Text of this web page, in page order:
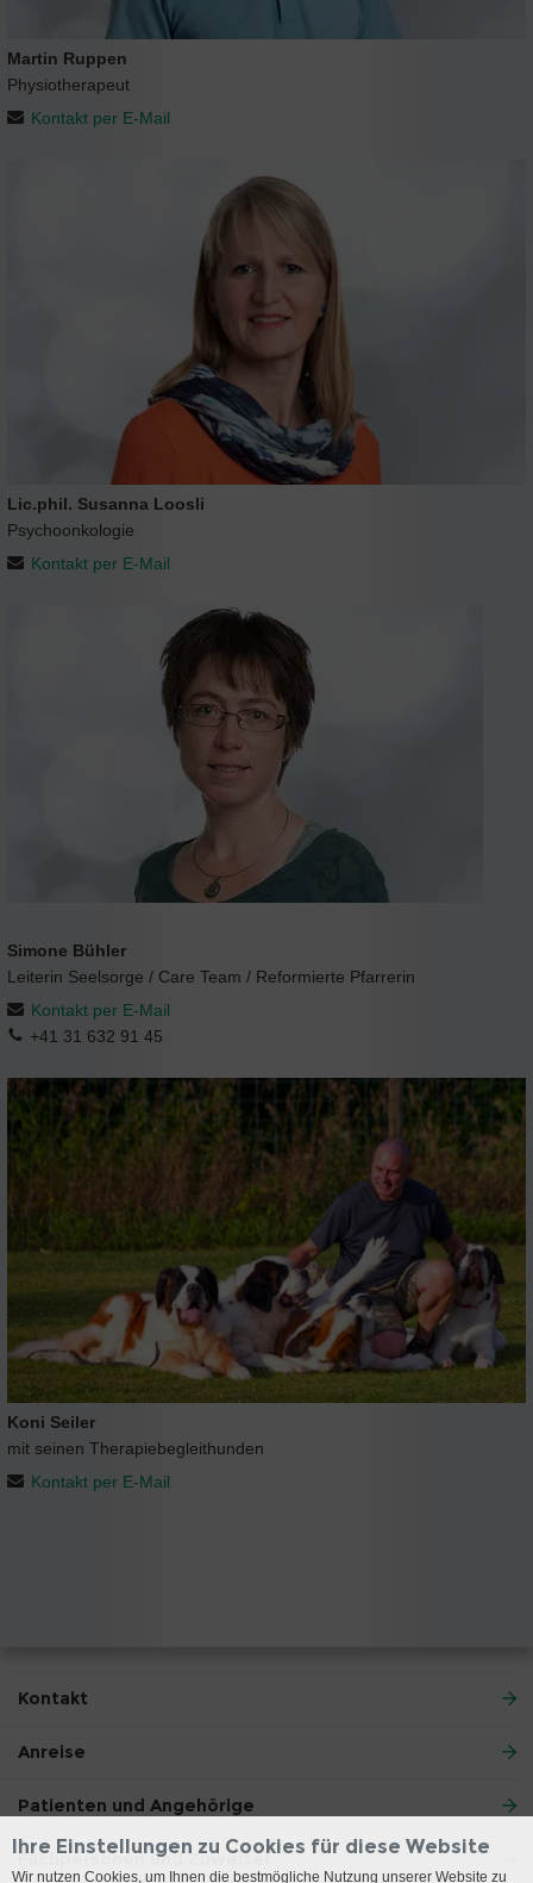
Martin Ruppen
Physiotherapeut
Kontakt per E-Mail
Lic.phil. Susanna Loosli
Psychoonkologie
Kontakt per E-Mail
Simone Bühler
Leiterin Seelsorge / Care Team / Reformierte Pfarrerin
Kontakt per E-Mail
+41 31 632 91 45
Koni Seiler
mit seinen Therapiebegleithunden
Kontakt per E-Mail
Kontakt
Anreise
Patienten und Angehörige
Fachpersonen und Zuweiser
Ihre Einstellungen zu Cookies für diese Website
Wir nutzen Cookies, um Ihnen die bestmögliche Nutzung unserer Website zu